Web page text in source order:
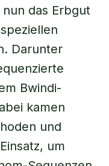
das Erbgut
Darunter
Bwindi-
kamen
und
um